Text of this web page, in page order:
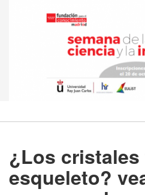
¿Los cristales
esqueleto?